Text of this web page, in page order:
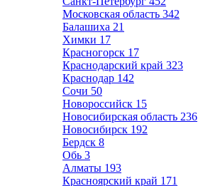
Московская область 342
Балашиха 21
Химки 17
Красногорск 17
Краснодарский край 323
Краснодар 142
Сочи 50
Новороссийск 15
Новосибирская область 236
Новосибирск 192
Бердск 8
Обь 3
Алматы 193
Красноярский край 171